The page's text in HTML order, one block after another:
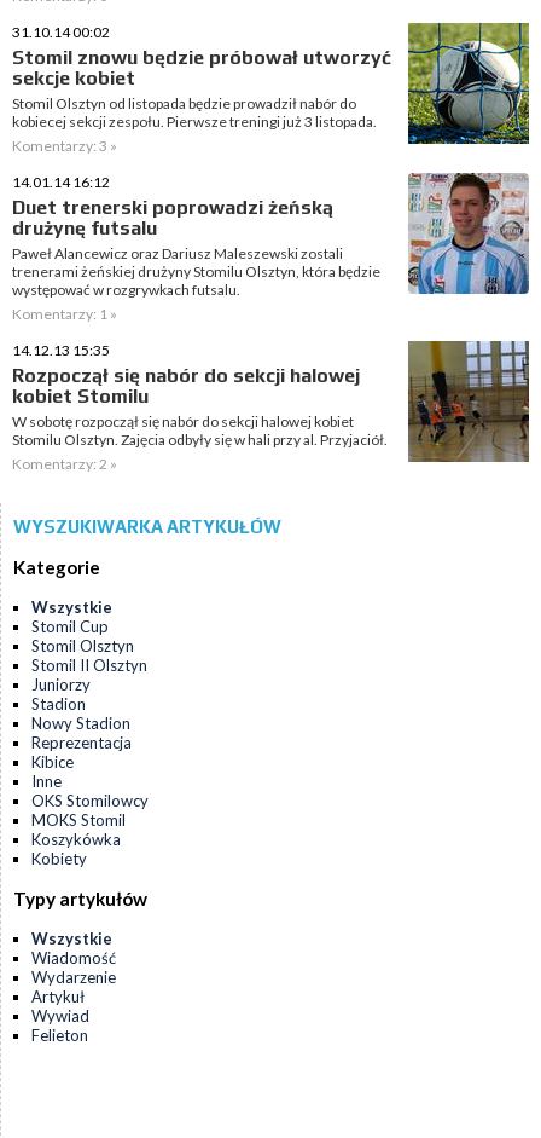
31.10.14 00:02
Stomil znowu będzie próbował utworzyć
sekcje kobiet
Stomil Olsztyn od listopada będzie prowadził nabór do
kobiecej sekcji zespołu. Pierwsze treningi już 3 listopada.
Komentarzy: 3 »
14.01.14 16:12
Duet trenerski poprowadzi żeńską
drużynę futsalu
Paweł Alancewicz oraz Dariusz Maleszewski zostali
trenerami żeńskiej drużyny Stomilu Olsztyn, która będzie
występować w rozgrywkach futsalu.
Komentarzy: 1 »
14.12.13 15:35
Rozpoczął się nabór do sekcji halowej
kobiet Stomilu
W sobotę rozpoczął się nabór do sekcji halowej kobiet
Stomilu Olsztyn. Zajęcia odbyły się w hali przy al. Przyjaciół.
Komentarzy: 2 »
WYSZUKIWARKA ARTYKUŁÓW
Kategorie
Wszystkie
Stomil Cup
Stomil Olsztyn
Stomil II Olsztyn
Juniorzy
Stadion
Nowy Stadion
Reprezentacja
Kibice
Inne
OKS Stomilowcy
MOKS Stomil
Koszykówka
Kobiety
Typy artykułów
Wszystkie
Wiadomość
Wydarzenie
Artykuł
Wywiad
Felieton